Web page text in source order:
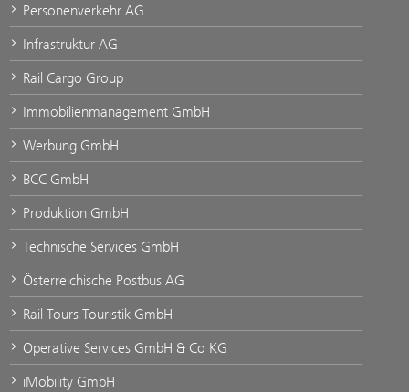
Personenverkehr AG
Infrastruktur AG
Rail Cargo Group
Immobilienmanagement GmbH
Werbung GmbH
BCC GmbH
Produktion GmbH
Technische Services GmbH
Österreichische Postbus AG
Rail Tours Touristik GmbH
Operative Services GmbH & Co KG
iMobility GmbH